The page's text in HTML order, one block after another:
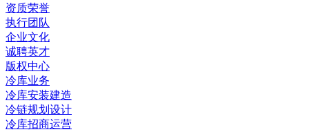
资质荣誉
执行团队
企业文化
诚聘英才
版权中心
冷库业务
冷库安装建造
冷链规划设计
冷库招商运营